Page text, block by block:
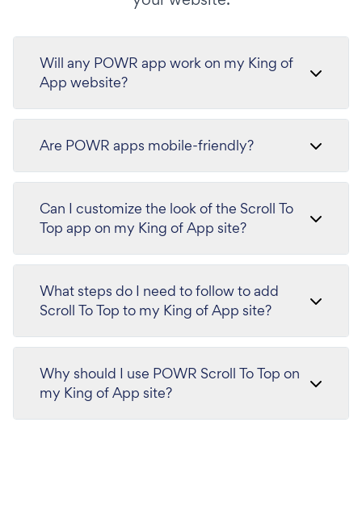
Will any POWR app work on my King of
App website?
Are POWR apps mobile-friendly?
Can I customize the look of the Scroll To
Top app on my King of App site?
What steps do I need to follow to add
Scroll To Top to my King of App site?
Why should I use POWR Scroll To Top on
my King of App site?